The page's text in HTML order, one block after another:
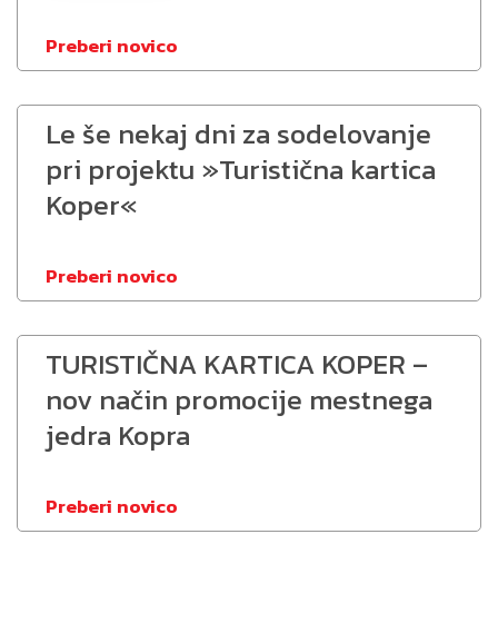
Preberi novico
Le še nekaj dni za sodelovanje
pri projektu »Turistična kartica
Koper«
Preberi novico
TURISTIČNA KARTICA KOPER –
nov način promocije mestnega
jedra Kopra
Preberi novico